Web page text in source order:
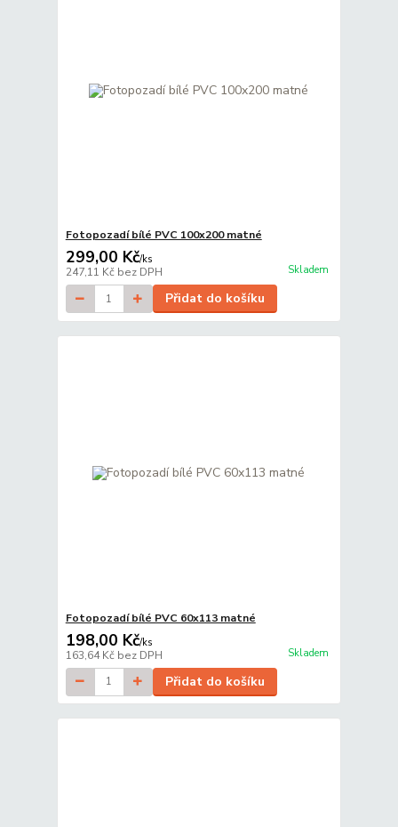
Fotopozadí bílé PVC 100x200 matné
299,00 Kč/ks
247,11 Kč bez DPH Skladem
Přidat do košíku
Fotopozadí bílé PVC 60x113 matné
198,00 Kč/ks
163,64 Kč bez DPH Skladem
Přidat do košíku